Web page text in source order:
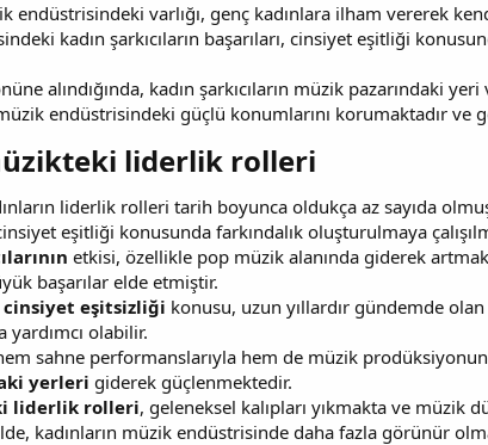
endüstrisindeki varlığı, genç kadınlara ilham vererek
kadın şarkıcıların başarıları, cinsiyet eşitliği
alındığında, kadın şarkıcıların müzik pazarındaki
müzik endüstrisindeki güçlü konumlarını korumaktadır
liderlik rolleri​
liderlik rolleri tarih boyunca oldukça az sayıda
eşitliği konusunda farkındalık oluşturulmaya
etkisi, özellikle pop müzik alanında giderek
başarılar elde etmiştir.
cinsiyet eşitsizliği konusu, uzun yıllardır gündemde
olabilir.
sahne performanslarıyla hem de müzik
yerleri giderek güçlenmektedir.
liderlik rolleri, geleneksel kalıpları yıkmakta ve müzik
kadınların müzik endüstrisinde daha fazla görünür